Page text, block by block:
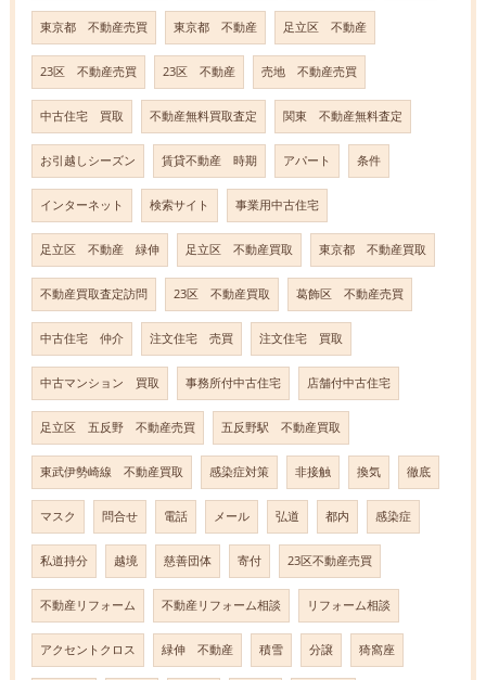
東京都 不動産売買 東京都 不動産 足立区 不動産
23区 不動産売買 23区 不動産 売地 不動産売買
中古住宅 買取 不動産無料買取査定 関東 不動産無料査定
お引越しシーズン 賃貸不動産 時期 アパート 条件
インターネット 検索サイト 事業用中古住宅
足立区 不動産 緑伸 足立区 不動産買取 東京都 不動産買取
不動産買取査定訪問 23区 不動産買取 葛飾区 不動産売買
中古住宅 仲介 注文住宅 売買 注文住宅 買取
中古マンション 買取 事務所付中古住宅 店舗付中古住宅
足立区 五反野 不動産売買 五反野駅 不動産買取
東武伊勢崎線 不動産買取 感染症対策 非接触 換気 徹底
マスク 問合せ 電話 メール 弘道 都内 感染症
私道持分 越境 慈善団体 寄付 23区不動産売買
不動産リフォーム 不動産リフォーム相談 リフォーム相談
アクセントクロス 緑伸 不動産 積雪 分譲 猗窩座